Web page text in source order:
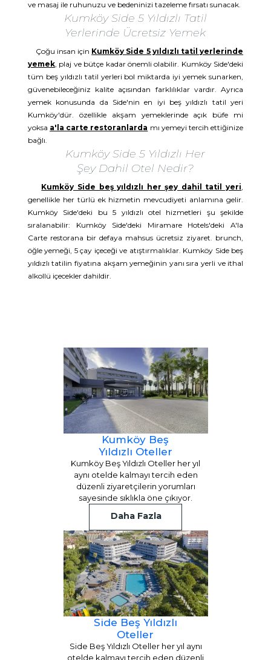
ve masaj ile ruhunuzu ve bedeninizi tazeleme fırsatı sunacak.
Kumköy Side 5 Yıldızlı Tatil
Yerlerinde Ücretsiz Yemek
Çoğu insan için Kumköy Side 5 yıldızlı tatil yerlerinde
yemek, plaj ve bütçe kadar önemli olabilir. Kumköy Side'deki
tüm beş yıldızlı tatil yerleri bol miktarda iyi yemek sunarken,
güvenebileceğiniz kalite açısından farklılıklar vardır. Ayrıca
yemek konusunda da Side'nin en iyi beş yıldızlı tatil yeri
Kumköy'dür. özellikle akşam yemeklerinde açık büfe mi
yoksa a'la carte restoranlarda mı yemeyi tercih ettiğinize
bağlı.
Kumköy Side 5 Yıldızlı Her
Şey Dahil Otel Nedir?
Kumköy Side beş yıldızlı her şey dahil tatil yeri,
genellikle her türlü ek hizmetin mevcudiyeti anlamına gelir.
Kumköy Side'deki bu 5 yıldızlı otel hizmetleri şu şekilde
sıralanabilir: Kumköy Side'deki Miramare Hotels'deki A'la
Carte restorana bir defaya mahsus ücretsiz ziyaret. brunch,
öğle yemeği, 5 çay içeceği ve atıştırmalıklar. Kumköy Side beş
yıldızlı tatilin fiyatına akşam yemeğinin yanı sıra yerli ve ithal
alkollü içecekler dahildir.
Kumköy Beş
Yıldızlı Oteller
Kumköy Beş Yıldızlı Oteller her yıl
aynı otelde kalmayı tercih eden
düzenli ziyaretçilerin yorumları
sayesinde sıklıkla öne çıkıyor.
Daha Fazla
Side Beş Yıldızlı
Oteller
Side Beş Yıldızlı Oteller her yıl aynı
otelde kalmayı tercih eden düzenli